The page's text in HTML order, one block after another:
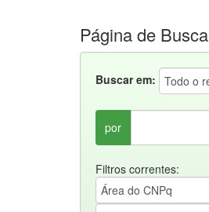
Página de Busca
Buscar em:
por
Filtros correntes: